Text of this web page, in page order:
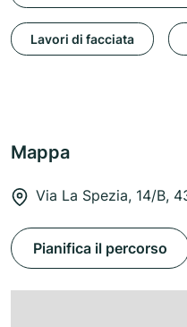
Lavori di facciata
Mappa
Via La Spezia, 14/B,
Pianifica il percorso